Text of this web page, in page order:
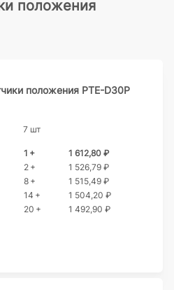
положения
положения PTE-D30P
7 шт
1 +
1 612,80 ₽
2 +
1 526,79 ₽
8 +
1 515,49 ₽
14 +
1 504,20 ₽
20 +
1 492,90 ₽